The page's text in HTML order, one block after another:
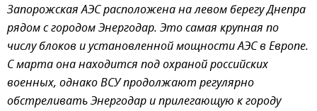
Запорожская АЭС расположена на левом берегу Днепра
рядом с городом Энергодар. Это самая крупная по
числу блоков и установленной мощности АЭС в Европе.
С марта она находится под охраной российских
военных, однако ВСУ продолжают регулярно
обстреливать Энергодар и прилегающую к городу